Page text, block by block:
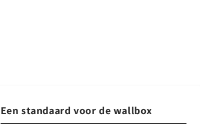
Een standaard voor de wallbox